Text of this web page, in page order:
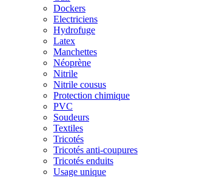
Dockers
Electriciens
Hydrofuge
Latex
Manchettes
Néoprène
Nitrile
Nitrile cousus
Protection chimique
PVC
Soudeurs
Textiles
Tricotés
Tricotés anti-coupures
Tricotés enduits
Usage unique